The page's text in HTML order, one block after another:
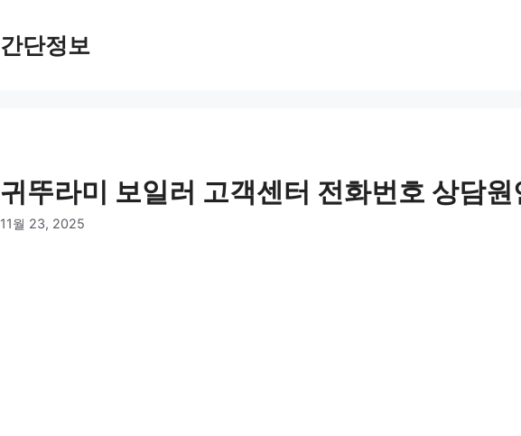
간단정보
귀뚜라미 보일러 고객센터 전화번호 상담
11월 23, 2025